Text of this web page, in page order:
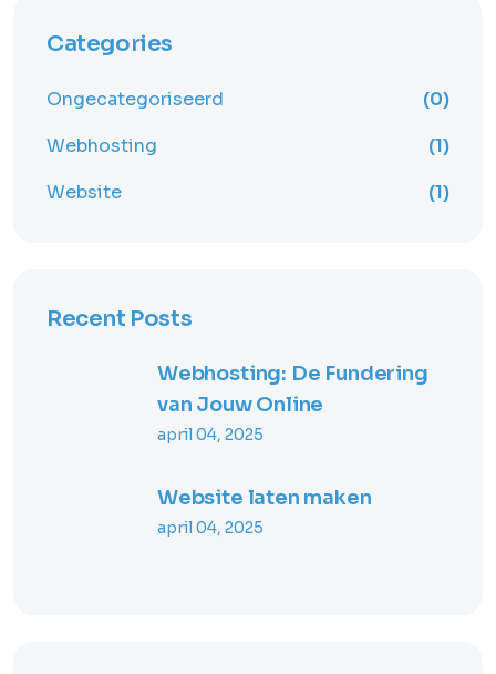
Categories
Ongecategoriseerd
(0)
Webhosting
(1)
Website
(1)
Recent Posts
Webhosting: De Fundering
van Jouw Online
april 04, 2025
Website laten maken
april 04, 2025